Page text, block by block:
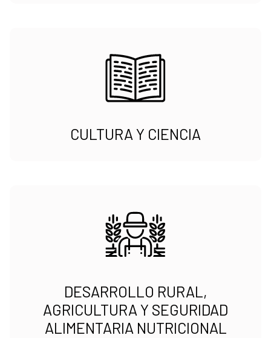
CULTURA Y CIENCIA
DESARROLLO RURAL,
AGRICULTURA Y SEGURIDAD
ALIMENTARIA NUTRICIONAL